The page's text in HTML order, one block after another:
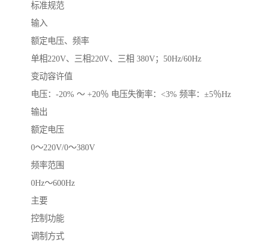
标准规范
输入
额定电压、频率
单相220V、三相220V、三相 380V；50Hz/60Hz
变动容许值
电压：-20% ～ +20％ 电压失衡率：<3% 频率：±5％Hz
输出
额定电压
0～220V/0～380V
频率范围
0Hz～600Hz
主要
控制功能
调制方式